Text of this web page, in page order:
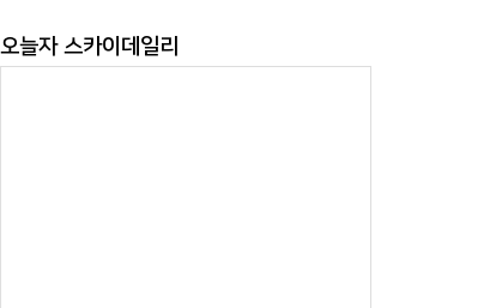
오늘자 스카이데일리